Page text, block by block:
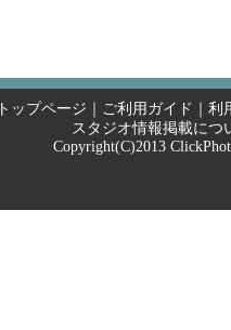
トップページ ｜ ご利用ガイド ｜ 利
スタジオ情報掲載につ
Copyright(C)2013